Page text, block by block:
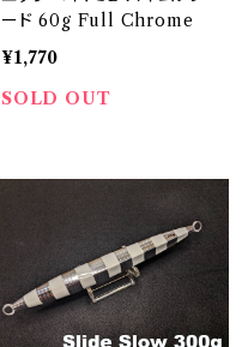
ード 60g Full Chrome
¥1,770
SOLD OUT